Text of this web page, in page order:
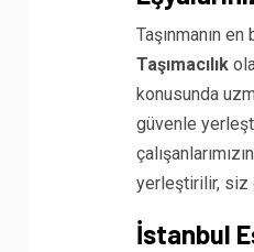
Taşınmanın
Taşımacılık
konusunda
güvenle
yerleştirilir, siz
İstanbul